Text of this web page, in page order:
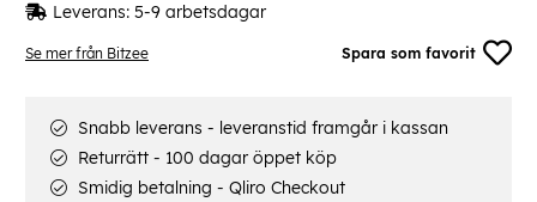
Se mer från Bitzee Spara som favorit
Leverans: 5-9 arbetsdagar
Snabb leverans - leveranstid framgår i kassan
Returrätt - 100 dagar öppet köp
Smidig betalning - Qliro Checkout